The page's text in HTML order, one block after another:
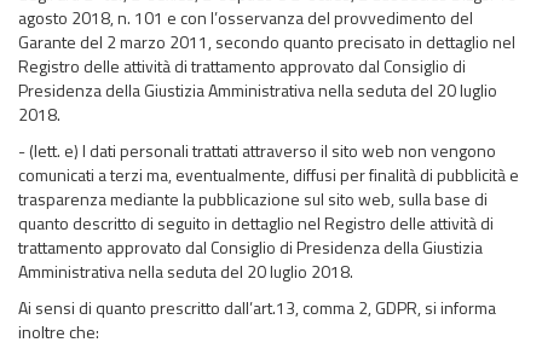
agosto 2018, n. 101 e con l’osservanza del provvedimento del
Garante del 2 marzo 2011, secondo quanto precisato in dettaglio nel
Registro delle attività di trattamento approvato dal Consiglio di
Presidenza della Giustizia Amministrativa nella seduta del 20 luglio
2018.
- (lett. e) I dati personali trattati attraverso il sito web non vengono
comunicati a terzi ma, eventualmente, diffusi per finalità di pubblicità e
trasparenza mediante la pubblicazione sul sito web, sulla base di
quanto descritto di seguito in dettaglio nel Registro delle attività di
trattamento approvato dal Consiglio di Presidenza della Giustizia
Amministrativa nella seduta del 20 luglio 2018.
Ai sensi di quanto prescritto dall’art.13, comma 2, GDPR, si informa
inoltre che: